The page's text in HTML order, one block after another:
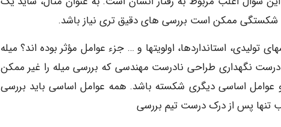
شکستگی ممکن است بررسی های دقیق تری نیاز باشد.
تولیدی، استانداردها، اولویتها و … جزء عوامل مؤثر بوده اند؟ میله
نگهداری طراحی نادرست مهندسی که بررسی میله را غیر ممکن
عوامل اساسی دیگری شکسته باشد. همه عوامل اساسی باید بررسی
تنها پس از درک درست تیم بررسی